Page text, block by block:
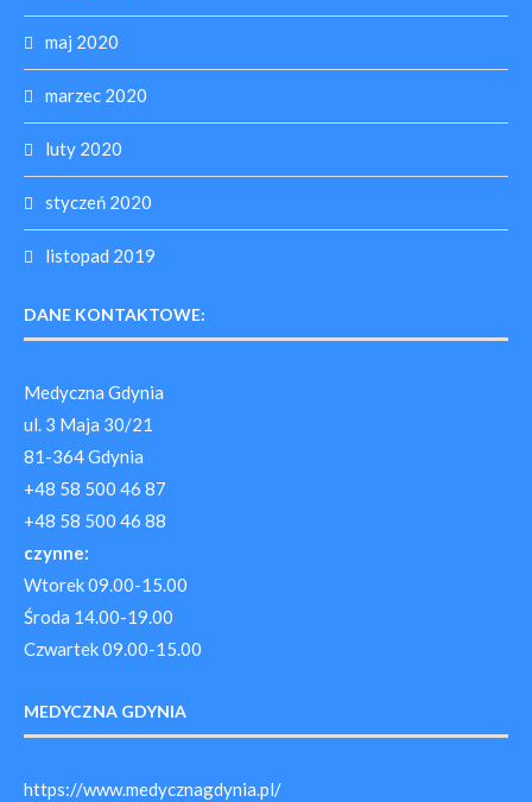
maj 2020
marzec 2020
luty 2020
styczeń 2020
listopad 2019
DANE KONTAKTOWE:
Medyczna Gdynia
ul. 3 Maja 30/21
81-364 Gdynia
+48 58 500 46 87
+48 58 500 46 88
czynne:
Wtorek 09.00-15.00
Środa 14.00-19.00
Czwartek 09.00-15.00
MEDYCZNA GDYNIA
https://www.medycznagdynia.pl/